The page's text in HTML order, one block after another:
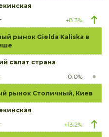
+8.3%
рынок Gielda Kaliska в
салат страна
0.0%
рынок Столичный, Киев
+13.2%